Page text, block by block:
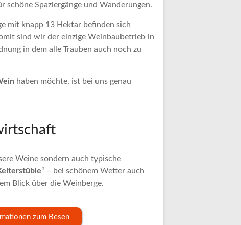
schöne Spaziergänge und Wanderungen.
mit knapp 13 Hektar befinden sich
sind wir der einzige Weinbaubetrieb in
in dem alle Trauben auch noch zu
haben möchte, ist bei uns genau
Weine sondern auch typische
“ – bei schönem Wetter auch
Blick über die Weinberge.
zum Besen